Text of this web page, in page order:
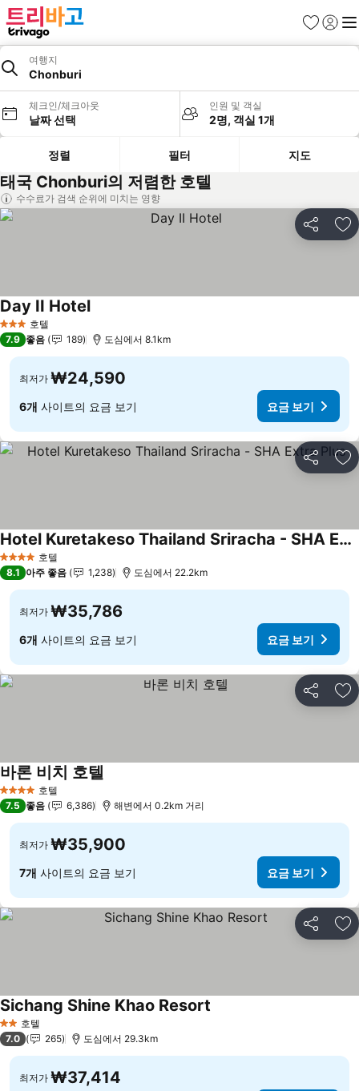
즐겨찾기
로그인
메
여행지
Chonburi
체크인/체크아웃
날짜 선택
인원 및 객실
2명, 객실 1개
정렬 필터 지도
태국 Chonburi의 저렴한 호텔
수수료가 검색 순위에 미치는 영향
공유 즐
3 성급 호텔
Day II Hotel요금 보기
7.9 좋음 189 도심에서 8.1km
최저가 ₩24,590
6개 사이트의 요금 보기 요금 보기
공유 즐
4 성급 호텔
Hotel Kuretakeso Thailand Sriracha - SHA Extra Plus
요금 보기
8.1 아주 좋음 1,238 도심에서 22.2km
최저가 ₩35,786
6개 사이트의 요금 보기 요금 보기
공유 즐
4 성급 호텔
바론 비치 호텔
7.5 좋음 6,386 해변에서 0.2km 거리
최저가 ₩35,900
7개 사이트의 요금 보기 요금 보기
공유 즐
2 성급호텔
Sichang Shine Khao Resort
7.0 265 도심에서 29.3km
최저가 ₩37,414